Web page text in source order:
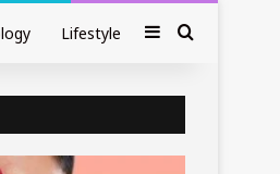
Lifestyle SidebarSearch